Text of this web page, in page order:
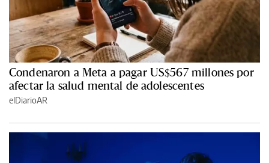
Condenaron a Meta a pagar US$567 millones por
afectar la salud mental de adolescentes
elDiarioAR